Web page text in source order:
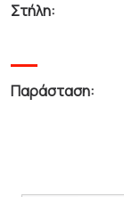
Στήλη:
Παράσταση: